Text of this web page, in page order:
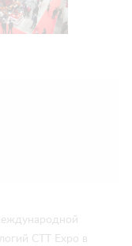
CTT Expo в